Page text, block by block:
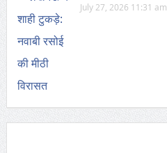
July 27, 2026 11:31 am